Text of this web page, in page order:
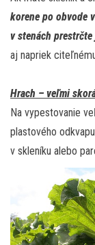
korene po obvode
v stenách
aj napriek
Hrach – veľmi
Na vypestovanie
plastového
v skleníku alebo